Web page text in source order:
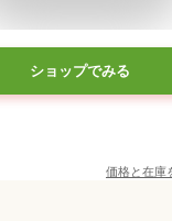
ショップでみる
価格と在庫